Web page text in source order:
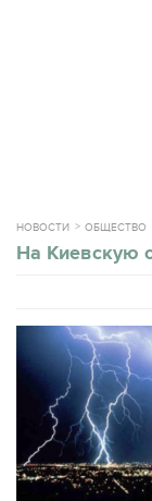
НОВОСТИ ОБЩЕСТВО
На Киевскую